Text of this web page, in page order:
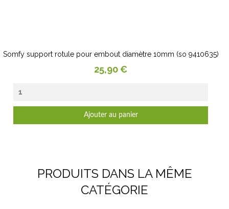
Somfy support rotule pour embout diamètre 10mm (so 9410635)
Prix
25,90 €
Ajouter au panier
PRODUITS DANS LA MÊME
CATÉGORIE